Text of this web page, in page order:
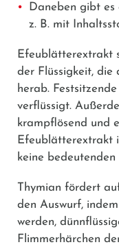
Daneben gibt es
z. B. mit
Efeublätterextrakt
der Flüssigkeit, die
herab.
verflüssigt.
krampflösend und
Efeublätterextrakt
keine
Thymian fördert
den Auswurf,
werden,
Flimmerhärchen